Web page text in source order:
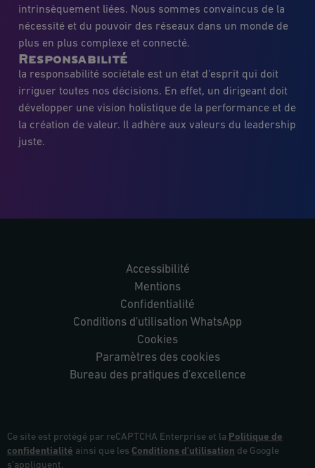
intrinsèquement liées. Nous sommes convaincus de la
nécessité et du pouvoir des réseaux dans un monde de
plus en plus complexe et connecté.
Responsabilité
la responsabilité sociétale est un état d’esprit qui doit
irriguer toutes nos décisions. En effet, un dirigeant doit
développer une vision holistique de la performance et de
la création de valeur. Il adhère aux valeurs du leadership
juste.
Accessibilité
Mentions
Confidentialité
Conditions d'utilisation WhatsApp
Cookies
Paramètres des cookies
Bureau des pratiques d'excellence
Ce site est protégé par reCAPTCHA Enterprise et la Politique de
confidentialité ainsi que les Conditions d’utilisation de Google
s’appliquent.